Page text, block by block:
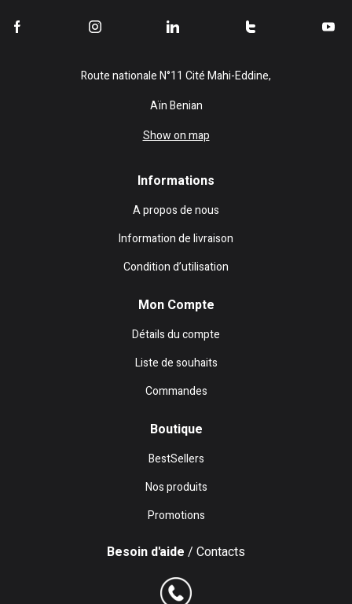
Route nationale N°11 Cité Mahi-Eddine,
Aïn Benian
Show on map
Informations
A propos de nous
Information de livraison
Condition d’utilisation
Mon Compte
Détails du compte
Liste de souhaits
Commandes
Boutique
BestSellers
Nos produits
Promotions
Besoin d'aide / Contacts